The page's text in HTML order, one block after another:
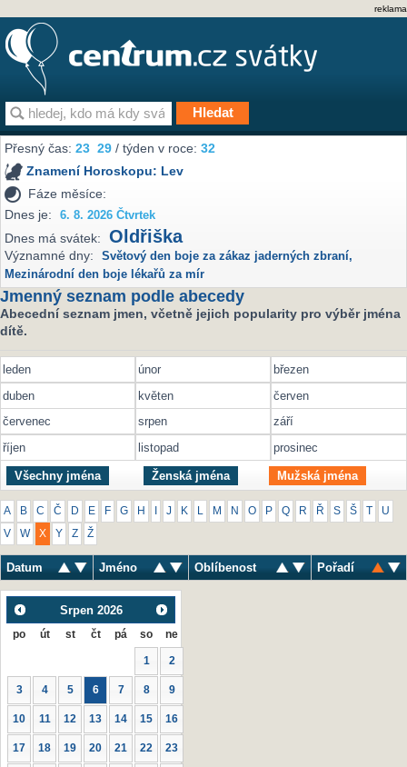
reklama
Přesný čas:23 29 / týden v roce:32
Znamení Horoskopu: Lev
Fáze měsíce:
Dnes je:
6. 8. 2026 Čtvrtek
Dnes má svátek: Oldřiška
Významné dny: Světový den boje za zákaz jaderných zbraní,
Mezinárodní den boje lékařů za mír
Jmenný seznam podle abecedy
Abecední seznam jmen, včetně jejich popularity pro výběr jména
dítě.
leden únor
březen
duben
květen
červen
červenec
srpen
září
říjen
listopad prosinec
Všechny jména Ženská jména Mužská jména
A B C Č D E F G H J K M N O P Q R Ř S Š U
V W X Y Z Ž
Datum Jméno Oblíbenost Pořadí
Srpen 2026
po út st čt pá so ne
1 2
3 4 5 6 7 8 9
10 11 12 13 14 15 16
17 18 19 20 21 22 23